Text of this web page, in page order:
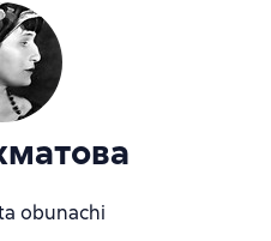
obunachi